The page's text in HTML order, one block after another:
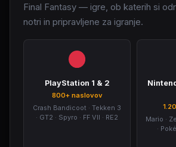
Final Fantasy — igre, ob katerih si
notri in pripravljene za igranje.
PlayStation 1 & 2
800+ naslovov
Crash Bandicoot · Tekken 3
· GT2 · Spyro · FF VII · RE2
Mario ·
·